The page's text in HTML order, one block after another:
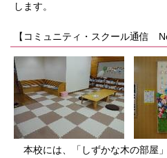
します。
【コミュニティ・スクール通信
本校には、「しずかな木の部屋